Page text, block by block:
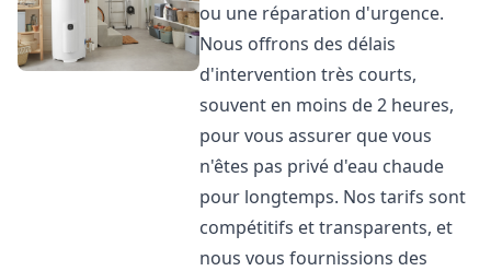
ou une réparation d'urgence.
Nous offrons des délais
d'intervention très courts,
souvent en moins de 2 heures,
pour vous assurer que vous
n'êtes pas privé d'eau chaude
pour longtemps. Nos tarifs sont
compétitifs et transparents, et
nous vous fournissions des